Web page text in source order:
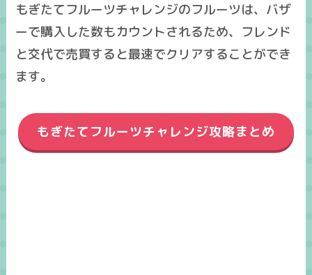
もぎたてフルーツチャレンジのフルーツは、バザ
ーで購入した数もカウントされるため、フレンド
と交代で売買すると最速でクリアすることができ
ます。
もぎたてフルーツチャレンジ攻略まとめ